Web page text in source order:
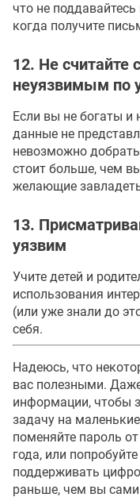
что не
когда получите
12. Не
неуязвимым по
Если вы не богаты и
данные не
невозможно
стоит больше, чем
желающие
13.
уязвим
Учите детей и
использования
(или уже знали до
себя.
Надеюсь, что
вас полезными.
информации, чтобы
задачу на
поменяйте пароль
года, или
поддерживать
раньше, чем вы сами